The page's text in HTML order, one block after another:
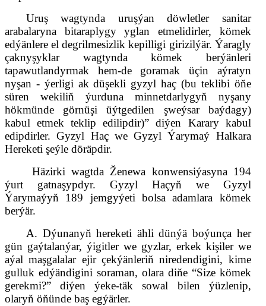
Uruş wagtynda uruşýan döwletler sanitar
arabalaryna bitaraplygy yglan etmelidirler, kömek
edýänlere el degrilmesizlik kepilligi girizilýär. Ýaragly
çaknyşyklar wagtynda kömek berýänleri
tapawutlandyrmak hem-de goramak üçin aýratyn
nyşan - ýerligi ak düşekli gyzyl haç (bu teklibi öňe
süren wekiliň ýurduna minnetdarlygyň nyşany
hökmünde görnüşi üýtgedilen şweýsar baýdagy)
kabul etmek teklip edilipdir)” diýen Karary kabul
edipdirler. Gyzyl Haç we Gyzyl Ýarymaý Halkara
Hereketi şeýle döräpdir.
Häzirki wagtda Ženewa konwensiýasyna 194
ýurt gatnaşypdyr. Gyzyl Haçyň we Gyzyl
Ýarymaýyň 189 jemgyýeti bolsa adamlara kömek
berýär.
A. Dýunanyň hereketi ähli dünýä boýunça her
gün gaýtalanýar, ýigitler we gyzlar, erkek kişiler we
aýal maşgalalar ejir çekýänleriň niredendigini, kime
gulluk edýändigini soraman, olara diňe “Size kömek
gerekmi?” diýen ýeke-täk sowal bilen ýüzlenip,
olaryň öňünde baş egýärler.